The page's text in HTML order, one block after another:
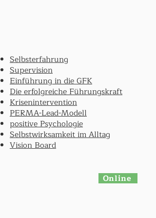
Selbsterfahrung
Supervision
Einführung in die GFK
Die erfolgreiche Führungskraft
Krisenintervention
PERMA-Lead-Modell
positive Psychologie
Selbstwirksamkeit im Alltag
Vision Board
Online